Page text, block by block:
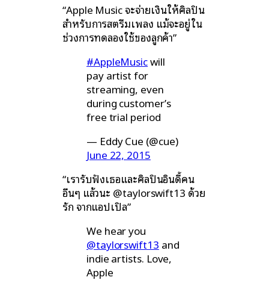
“Apple Music จะจ่ายเงินให้ศิลปิน
สำหรับการสตรีมเพลง แม้จะอยู่ใน
ช่วงการทดลองใช้ของลูกค้า”
#AppleMusicwill
pay artist for
streaming, even
during customer’s
free trial period
— Eddy Cue (@cue)
June 22, 2015
“เรารับฟังเธอและศิลปินอินดี้คน
อื่นๆ แล้วนะ @taylorswift13 ด้วย
รัก จากแอปเปิล”
We hear you
@taylorswift13 and
indie artists. Love,
Apple